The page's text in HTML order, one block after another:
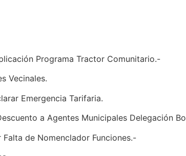
Programa Tractor Comunitario.-
Vecinales.
Emergencia Tarifaria.
a Agentes Municipales Delegación
Falta de Nomenclador Funciones.-